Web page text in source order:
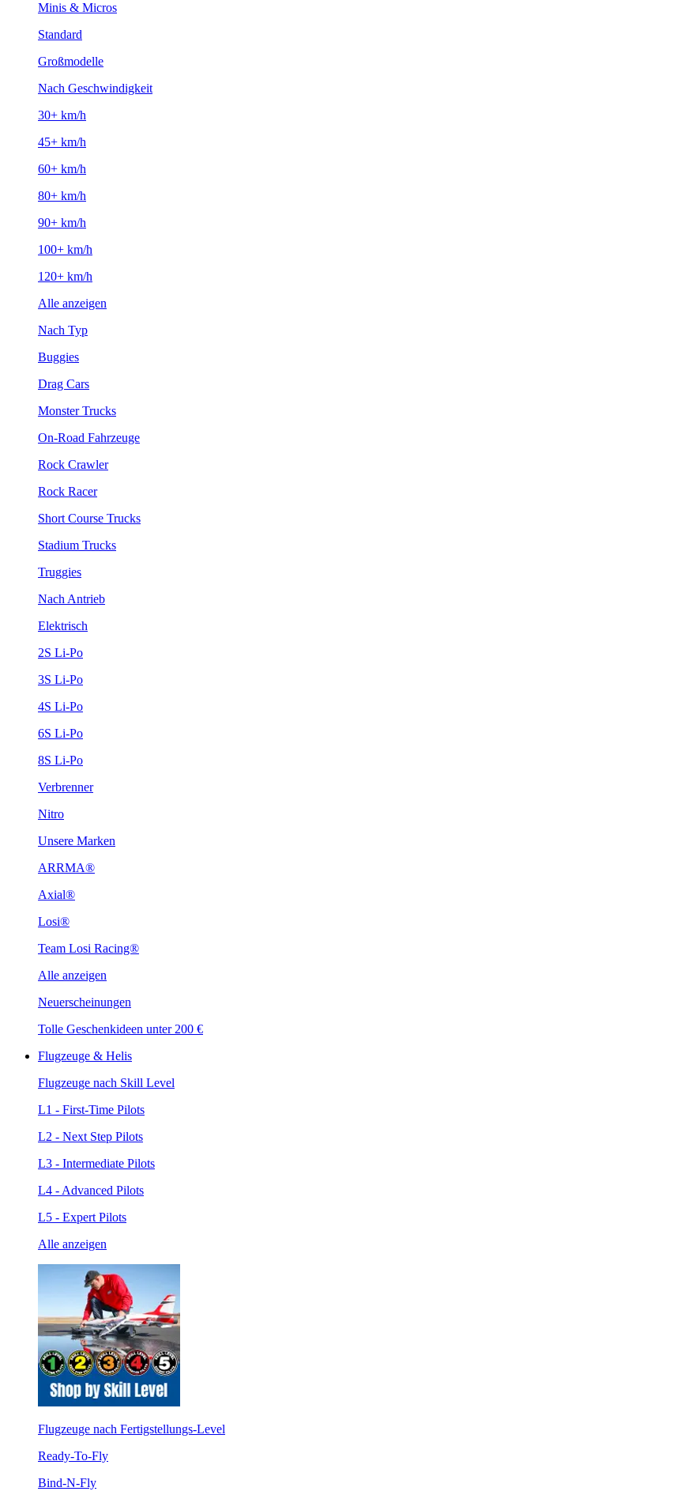
Minis & Micros
Standard
Großmodelle
Nach Geschwindigkeit
30+ km/h
45+ km/h
60+ km/h
80+ km/h
90+ km/h
100+ km/h
120+ km/h
Alle anzeigen
Nach Typ
Buggies
Drag Cars
Monster Trucks
On-Road Fahrzeuge
Rock Crawler
Rock Racer
Short Course Trucks
Stadium Trucks
Truggies
Nach Antrieb
Elektrisch
2S Li-Po
3S Li-Po
4S Li-Po
6S Li-Po
8S Li-Po
Verbrenner
Nitro
Unsere Marken
ARRMA®
Axial®
Losi®
Team Losi Racing®
Alle anzeigen
Neuerscheinungen
Tolle Geschenkideen unter 200 €
Flugzeuge & Helis
Flugzeuge nach Skill Level
L1 - First-Time Pilots
L2 - Next Step Pilots
L3 - Intermediate Pilots
L4 - Advanced Pilots
L5 - Expert Pilots
Alle anzeigen
Flugzeuge nach Fertigstellungs-Level
Ready-To-Fly
Bind-N-Fly